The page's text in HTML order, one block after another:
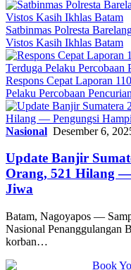
Satbinmas Polresta
Vistos Kasih Ikhlas Batam
Respons Cepat Laporan
Pelaku Percobaan Pencurian
Nasional Desember 6,
Update Banjir
Orang, 521 Hilang
Jiwa
Batam, Nagoyapos —
Nasional Penanggulangan
korban…